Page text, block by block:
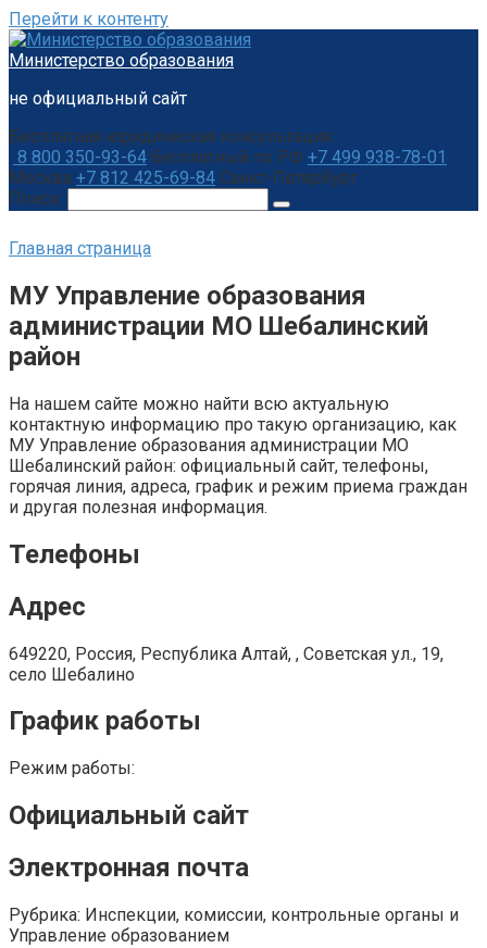
Перейти к контенту
Министерство образования
не официальный сайт
Бесплатная юридическая консультация:
8 800 350-93-64 бесплатный по РФ +7 499 938-78-01
Москва +7 812 425-69-84 Санкт-Петербург
Поиск:
Главная страница
МУ Управление образования
администрации МО Шебалинский
район
На нашем сайте можно найти всю актуальную
контактную информацию про такую организацию, как
МУ Управление образования администрации МО
Шебалинский район: официальный сайт, телефоны,
горячая линия, адреса, график и режим приема граждан
и другая полезная информация.
Телефоны
Адрес
649220, Россия, Республика Алтай, , Советская ул., 19,
село Шебалино
График работы
Режим работы:
Официальный сайт
Электронная почта
Рубрика: Инспекции, комиссии, контрольные органы и
Управление образованием